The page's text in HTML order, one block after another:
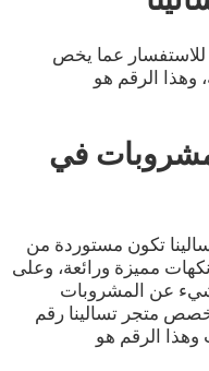
عما يخص
وهذا الرقم هو
في
تكون مستوردة من
نكهات مميزة ورائعة، وعلى
عن المشروبات
خصص متجر تسالينا رقم
الرقم هو